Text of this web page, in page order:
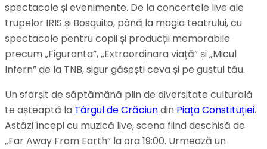
spectacole și evenimente. De la concertele live ale
trupelor IRIS și Bosquito, până la magia teatrului, cu
spectacole pentru copii și producții memorabile
precum „Figuranta”, „Extraordinara viață” și „Micul
Infern” de la TNB, sigur găsești ceva și pe gustul tău.
Un sfârșit de săptămână plin de diversitate culturală
te așteaptă la Târgul de Crăciundin Piața Constituției.
Astăzi începi cu muzică live, scena fiind deschisă de
„Far Away From Earth” la ora 19:00. Urmează un